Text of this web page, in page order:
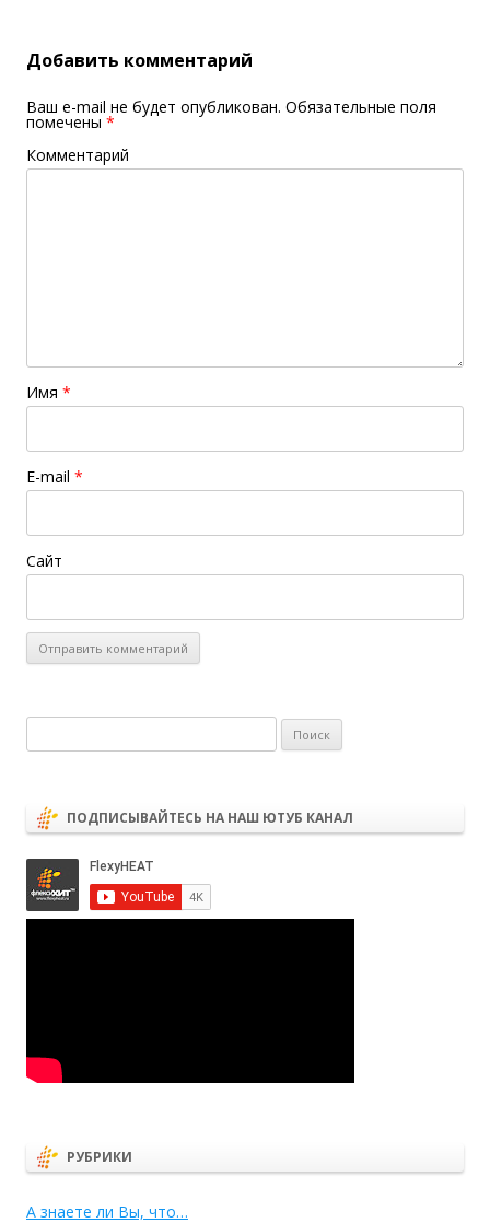
Добавить комментарий
Ваш e-mail не будет опубликован. Обязательные поля
помечены *
Комментарий
Имя *
E-mail *
Сайт
ПОДПИСЫВАЙТЕСЬ НА НАШ ЮТУБ КАНАЛ
РУБРИКИ
А знаете ли Вы, что…